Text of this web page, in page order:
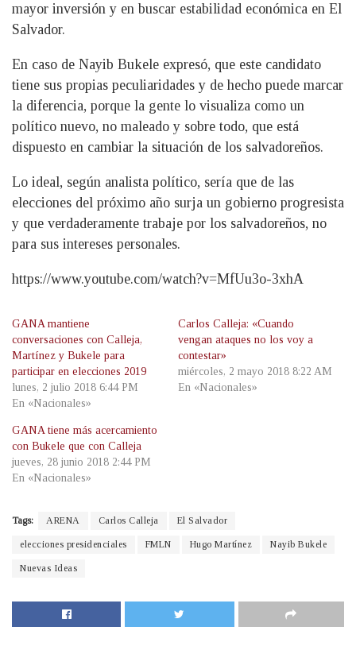
mayor inversión y en buscar estabilidad económica en El
Salvador.
En caso de Nayib Bukele expresó, que este candidato
tiene sus propias peculiaridades y de hecho puede marcar
la diferencia, porque la gente lo visualiza como un
político nuevo, no maleado y sobre todo, que está
dispuesto en cambiar la situación de los salvadoreños.
Lo ideal, según analista político, sería que de las
elecciones del próximo año surja un gobierno progresista
y que verdaderamente trabaje por los salvadoreños, no
para sus intereses personales.
https://www.youtube.com/watch?v=MfUu3o-3xhA
GANA mantiene
conversaciones con Calleja,
Martínez y Bukele para
participar en elecciones 2019
lunes, 2 julio 2018 6:44 PM
En «Nacionales»
Carlos Calleja: «Cuando
vengan ataques no los voy a
contestar»
miércoles, 2 mayo 2018 8:22 AM
En «Nacionales»
GANA tiene más acercamiento
con Bukele que con Calleja
jueves, 28 junio 2018 2:44 PM
En «Nacionales»
Tags: ARENA Carlos Calleja El Salvador
elecciones presidenciales FMLN Hugo Martínez Nayib Bukele
Nuevas Ideas